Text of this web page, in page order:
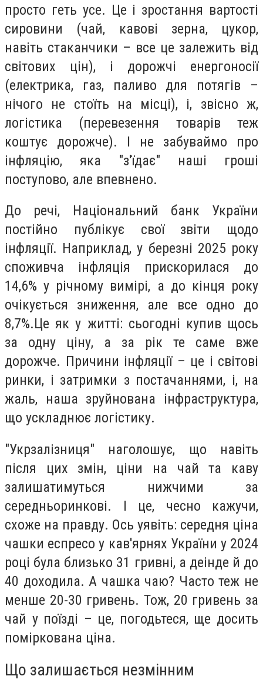
просто геть усе. Це і зростання вартості
сировини (чай, кавові зерна, цукор,
навіть стаканчики – все це залежить від
світових цін), і дорожчі енергоносії
(електрика, газ, паливо для потягів –
нічого не стоїть на місці), і, звісно ж,
логістика (перевезення товарів теж
коштує дорожче). І не забуваймо про
інфляцію, яка "з'їдає" наші гроші
поступово, але впевнено.
До речі, Національний банк України
постійно публікує свої звіти щодо
інфляції. Наприклад, у березні 2025 року
споживча інфляція прискорилася до
14,6% у річному вимірі, а до кінця року
очікується зниження, але все одно до
8,7%.Це як у житті: сьогодні купив щось
за одну ціну, а за рік те саме вже
дорожче. Причини інфляції – це і світові
ринки, і затримки з постачаннями, і, на
жаль, наша зруйнована інфраструктура,
що ускладнює логістику.
"Укрзалізниця" наголошує, що навіть
після цих змін, ціни на чай та каву
залишатимуться нижчими за
середньоринкові. І це, чесно кажучи,
схоже на правду. Ось уявіть: середня ціна
чашки еспресо у кав'ярнях України у 2024
році була близько 31 гривні, а деінде й до
40 доходила. А чашка чаю? Часто теж не
менше 20-30 гривень. Тож, 20 гривень за
чай у поїзді – це, погодьтеся, ще досить
поміркована ціна.
Що залишається незмінним